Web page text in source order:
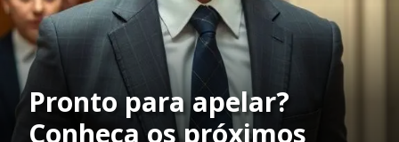
Pronto para apelar?
Conheça os próximos